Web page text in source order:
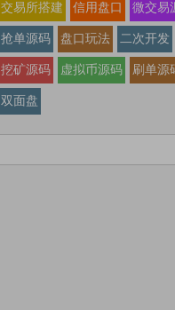
交易所搭建 信用盘口 微交易
抢单源码 盘口玩法 二次开发
挖矿源码 虚拟币源码 刷单源
双面盘